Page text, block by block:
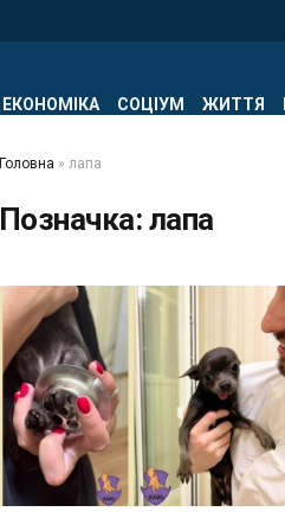
ЕКОНОМІКА СОЦІУМ ЖИТТЯ
Головна » лапа
Позначка: лапа